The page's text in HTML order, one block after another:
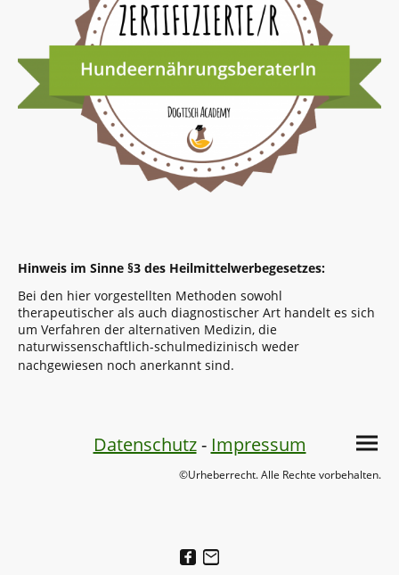
Hinweis im Sinne §3 des Heilmittelwerbegesetzes:
Bei den hier vorgestellten Methoden sowohl
therapeutischer als auch diagnostischer Art handelt es sich
um Verfahren der alternativen Medizin, die
naturwissenschaftlich-schulmedizinisch weder
nachgewiesen noch anerkannt sind.
Datenschutz- Impressum
©Urheberrecht. Alle Rechte vorbehalten.